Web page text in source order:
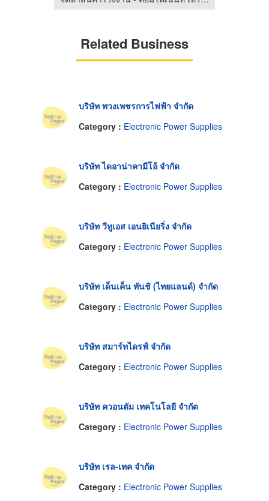
Related Business
บริษัท พวงเพชรการไฟฟ้า จำกัด
Category : Electronic Power Supplies
บริษัท ไดอาน่าคามีโอ้ จำกัด
Category : Electronic Power Supplies
บริษัท วีทูเอส เอนยิเนียริ่ง จำกัด
Category : Electronic Power Supplies
บริษัท เด็นเค็น ทันชิ (ไทยแลนด์) จำกัด
Category : Electronic Power Supplies
บริษัท สมาร์ทไดรฟ์ จำกัด
Category : Electronic Power Supplies
บริษัท ควอนตัม เทคโนโลยี จำกัด
Category : Electronic Power Supplies
บริษัท เรล-เทค จำกัด
Category : Electronic Power Supplies